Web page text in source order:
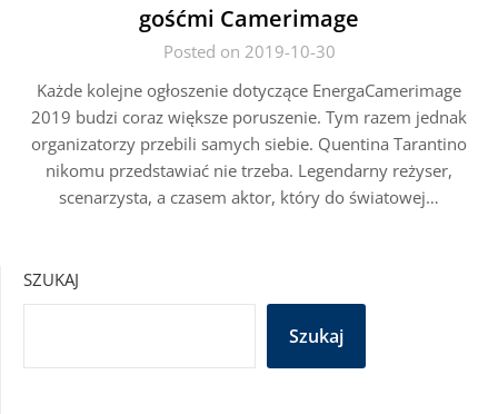
gośćmi Camerimage
Posted on 2019-10-30
Każde kolejne ogłoszenie dotyczące EnergaCamerimage
2019 budzi coraz większe poruszenie. Tym razem jednak
organizatorzy przebili samych siebie. Quentina Tarantino
nikomu przedstawiać nie trzeba. Legendarny reżyser,
scenarzysta, a czasem aktor, który do światowej…
SZUKAJ
Szukaj